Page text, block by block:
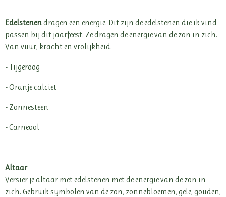
Edelstenendragen een energie. Dit zijn de edelstenen die ik vind
passen bij dit jaarfeest. Ze dragen de energie van de zon in zich.
Van vuur, kracht en vrolijkheid.
- Tijgeroog
- Oranje calciet
- Zonnesteen
- Carneool
Altaar
Versier je altaar met edelstenen met de energie van de zon in
zich. Gebruik symbolen van de zon, zonnebloemen, gele, gouden,